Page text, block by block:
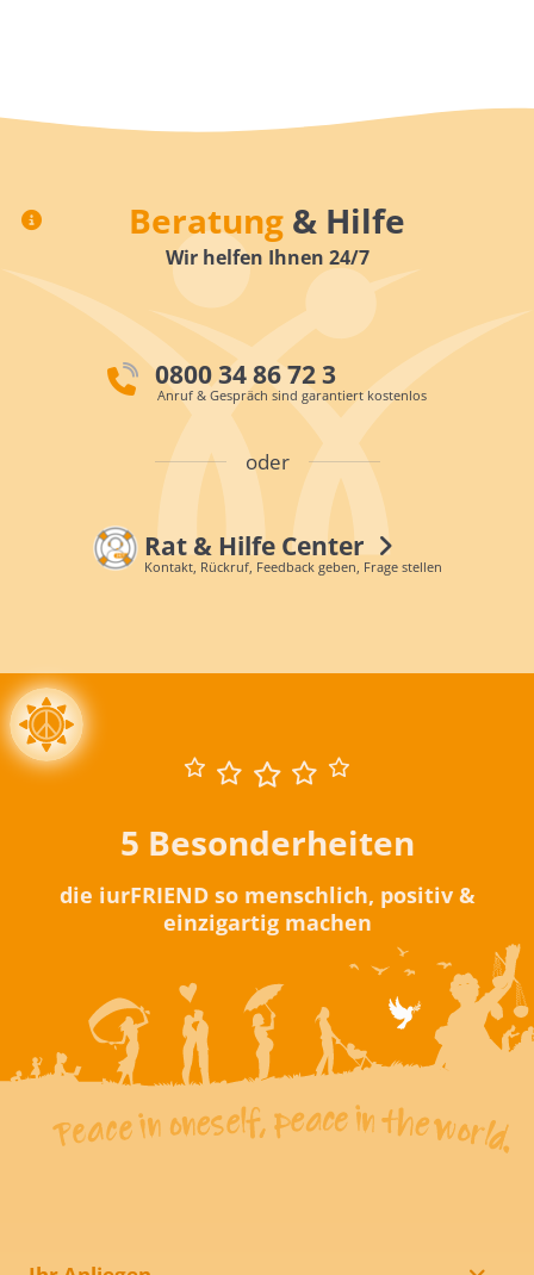
Beratung & Hilfe
Wir helfen Ihnen 24/7
0800 34 86 72 3
Anruf & Gespräch sind garantiert kostenlos
oder
Rat & Hilfe Center
Kontakt, Rückruf, Feedback geben, Frage stellen
5 Besonderheiten
die iurFRIEND so menschlich, positiv &
einzigartig machen